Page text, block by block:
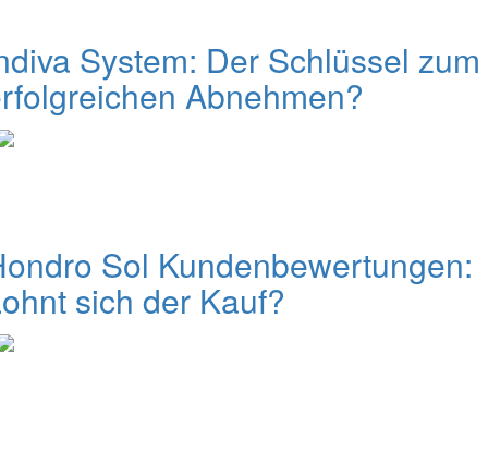
System: Der Schlüssel zum
Abnehmen?
Sol Kundenbewertungen:
sich der Kauf?